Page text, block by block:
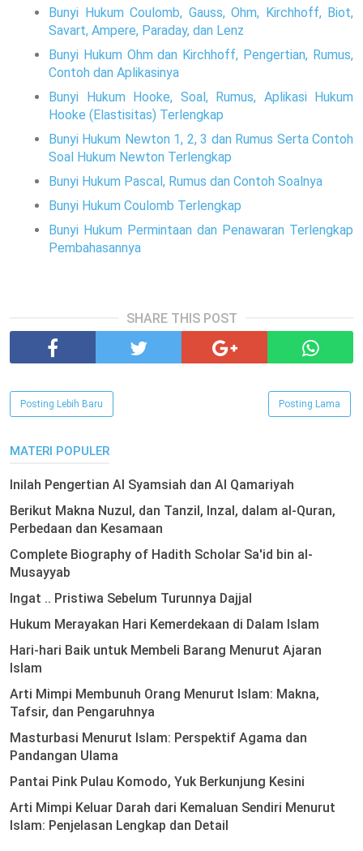
Bunyi Hukum Coulomb, Gauss, Ohm, Kirchhoff, Biot,
Savart, Ampere, Paraday, dan Lenz
Bunyi Hukum Ohm dan Kirchhoff, Pengertian, Rumus,
Contoh dan Aplikasinya
Bunyi Hukum Hooke, Soal, Rumus, Aplikasi Hukum
Hooke (Elastisitas) Terlengkap
Bunyi Hukum Newton 1, 2, 3 dan Rumus Serta Contoh
Soal Hukum Newton Terlengkap
Bunyi Hukum Pascal, Rumus dan Contoh Soalnya
Bunyi Hukum Coulomb Terlengkap
Bunyi Hukum Permintaan dan Penawaran Terlengkap
Pembahasannya
SHARE THIS POST
Posting Lebih Baru Posting Lama
MATERI POPULER
Inilah Pengertian Al Syamsiah dan Al Qamariyah
Berikut Makna Nuzul, dan Tanzil, Inzal, dalam al-Quran,
Perbedaan dan Kesamaan
Complete Biography of Hadith Scholar Sa'id bin al-
Musayyab
Ingat .. Pristiwa Sebelum Turunnya Dajjal
Hukum Merayakan Hari Kemerdekaan di Dalam Islam
Hari-hari Baik untuk Membeli Barang Menurut Ajaran
Islam
Arti Mimpi Membunuh Orang Menurut Islam: Makna,
Tafsir, dan Pengaruhnya
Masturbasi Menurut Islam: Perspektif Agama dan
Pandangan Ulama
Pantai Pink Pulau Komodo, Yuk Berkunjung Kesini
Arti Mimpi Keluar Darah dari Kemaluan Sendiri Menurut
Islam: Penjelasan Lengkap dan Detail